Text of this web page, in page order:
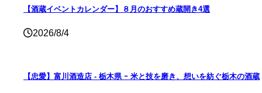
【酒蔵イベントカレンダー】８月のおすすめ蔵開き4選
2026/8/4
【忠愛】富川酒造店 ‐ 栃木県 ｰ 米と技を磨き、想いを紡ぐ栃木の酒蔵